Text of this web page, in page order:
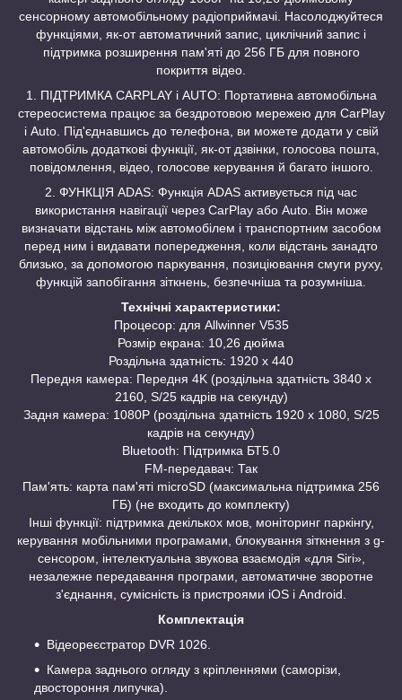
сенсорному автомобільному радіоприймачі. Насолоджуйтеся
функціями, як-от автоматичний запис, циклічний запис і
підтримка розширення пам'яті до 256 ГБ для повного
покриття відео.
1. ПІДТРИМКА CARPLAY і AUTO: Портативна автомобільна
стереосистема працює за бездротовою мережею для CarPlay
і Auto. Під'єднавшись до телефона, ви можете додати у свій
автомобіль додаткові функції, як-от дзвінки, голосова пошта,
повідомлення, відео, голосове керування й багато іншого.
2. ФУНКЦІЯ ADAS: Функція ADAS активується під час
використання навігації через CarPlay або Auto. Він може
визначати відстань між автомобілем і транспортним засобом
перед ним і видавати попередження, коли відстань занадто
близько, за допомогою паркування, позиціювання смуги руху,
функцій запобігання зіткнень, безпечніша та розумніша.
Технічні характеристики:
Процесор: для Allwinner V535
Розмір екрана: 10,26 дюйма
Роздільна здатність: 1920 х 440
Передня камера: Передня 4K (роздільна здатність 3840 x
2160, S/25 кадрів на секунду)
Задня камера: 1080P (роздільна здатність 1920 x 1080, S/25
кадрів на секунду)
Bluetooth: Підтримка БТ5.0
FM-передавач: Так
Пам'ять: карта пам'яті microSD (максимальна підтримка 256
ГБ) (не входить до комплекту)
Інші функції: підтримка декількох мов, моніторинг паркінгу,
керування мобільними програмами, блокування зіткнення з g-
сенсором, інтелектуальна звукова взаємодія «для Siri»,
незалежне передавання програми, автоматичне зворотне
з'єднання, сумісність із пристроями iOS і Android.
Комплектація
Відеореєстратор DVR 1026.
Камера заднього огляду з кріпленнями (саморізи,
двостороння липучка).